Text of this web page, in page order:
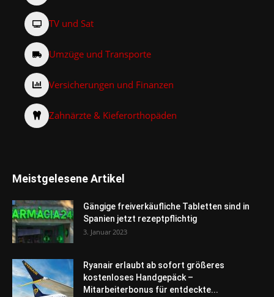
TV und Sat
Umzüge und Transporte
Versicherungen und Finanzen
Zahnärzte & Kieferorthopäden
Meistgelesene Artikel
Gängige freiverkäufliche Tabletten sind in
Spanien jetzt rezeptpflichtig
3. Januar 2023
Ryanair erlaubt ab sofort größeres
kostenloses Handgepäck –
Mitarbeiterbonus für entdeckte...